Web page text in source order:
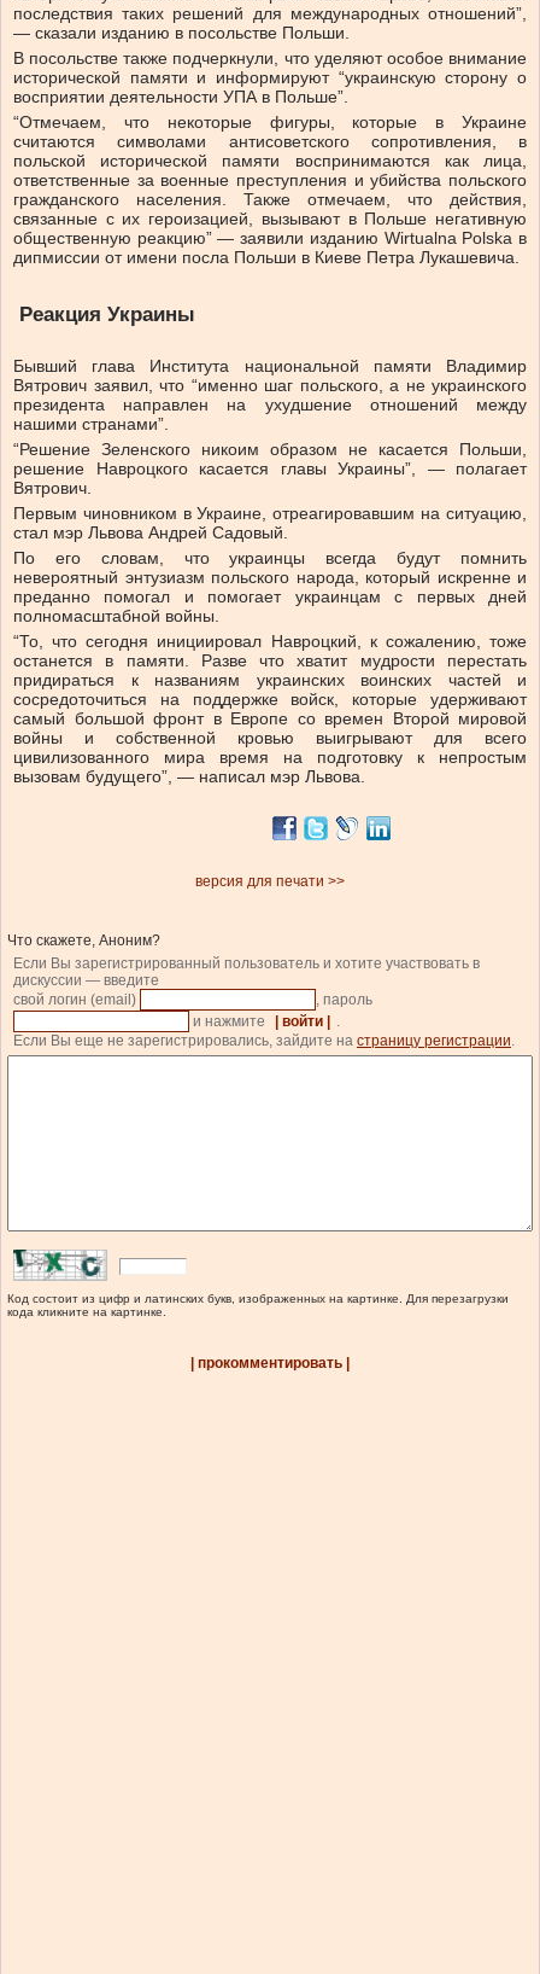
последствия таких решений для международных отношений”,
— сказали изданию в посольстве Польши.
В посольстве также подчеркнули, что уделяют особое внимание
исторической памяти и информируют “украинскую сторону о
восприятии деятельности УПА в Польше”.
“Отмечаем, что некоторые фигуры, которые в Украине
считаются символами антисоветского сопротивления, в
польской исторической памяти воспринимаются как лица,
ответственные за военные преступления и убийства польского
гражданского населения. Также отмечаем, что действия,
связанные с их героизацией, вызывают в Польше негативную
общественную реакцию” — заявили изданию Wirtualna Polska в
дипмиссии от имени посла Польши в Киеве Петра Лукашевича.
Реакция Украины
Бывший глава Института национальной памяти Владимир
Вятрович заявил, что “именно шаг польского, а не украинского
президента направлен на ухудшение отношений между
нашими странами”.
“Решение Зеленского никоим образом не касается Польши,
решение Навроцкого касается главы Украины”, — полагает
Вятрович.
Первым чиновником в Украине, отреагировавшим на ситуацию,
стал мэр Львова Андрей Садовый.
По его словам, что украинцы всегда будут помнить
невероятный энтузиазм польского народа, который искренне и
преданно помогал и помогает украинцам с первых дней
полномасштабной войны.
“То, что сегодня инициировал Навроцкий, к сожалению, тоже
останется в памяти. Разве что хватит мудрости перестать
придираться к названиям украинских воинских частей и
сосредоточиться на поддержке войск, которые удерживают
самый большой фронт в Европе со времен Второй мировой
войны и собственной кровью выигрывают для всего
цивилизованного мира время на подготовку к непростым
вызовам будущего”, — написал мэр Львова.
версия для печати >>
Что скажете, Аноним?
Если Вы зарегистрированный пользователь и хотите участвовать в
дискуссии — введите
свой логин (email)
, пароль
и нажмите
| войти |
.
Если Вы еще не зарегистрировались, зайдите на страницу регистрации.
Код состоит из цифр и латинских букв, изображенных на картинке. Для перезагрузки
кода кликните на картинке.
| прокомментировать |